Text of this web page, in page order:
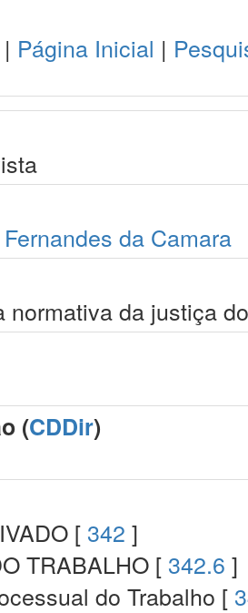
| Página Inicial |
da Camara
normativa da justiça
(CDDir)
[ 342 ]
TRABALHO [ 342.6 ]
do Trabalho [